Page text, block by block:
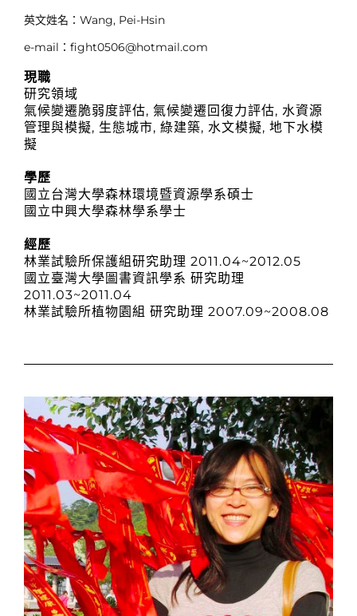
英文姓名：Wang, Pei-Hsin
e-mail：fight0506@hotmail.com
現職
研究領域
氣候變遷脆弱度評估, 氣候變遷回復力評估, 水資源
管理與模擬, 生態城市, 綠建築, 水文模擬, 地下水模
擬
學歷
國立台灣大學森林環境暨資源學系碩士
國立中興大學森林學系學士
經歷
林業試驗所保護組研究助理 2011.04~2012.05
國立臺灣大學圖書資訊學系 研究助理
2011.03~2011.04
林業試驗所植物園組 研究助理 2007.09~2008.08